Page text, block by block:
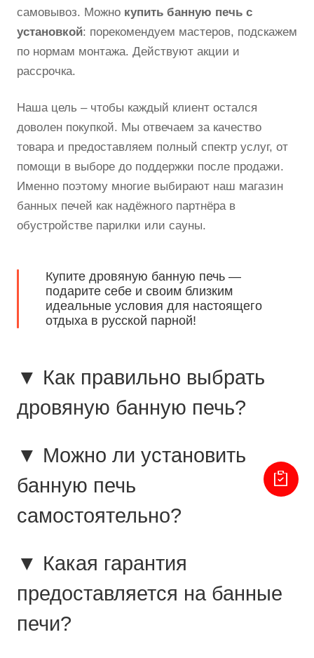
самовывоз. Можно купить банную печь с
установкой: порекомендуем мастеров, подскажем
по нормам монтажа. Действуют акции и
рассрочка.
Наша цель – чтобы каждый клиент остался
доволен покупкой. Мы отвечаем за качество
товара и предоставляем полный спектр услуг, от
помощи в выборе до поддержки после продажи.
Именно поэтому многие выбирают наш магазин
банных печей как надёжного партнёра в
обустройстве парилки или сауны.
Купите дровяную банную печь —
подарите себе и своим близким
идеальные условия для настоящего
отдыха в русской парной!
▼ Как правильно выбрать
дровяную банную печь?
▼ Можно ли установить
банную печь
самостоятельно?
▼ Какая гарантия
предоставляется на банные
печи?